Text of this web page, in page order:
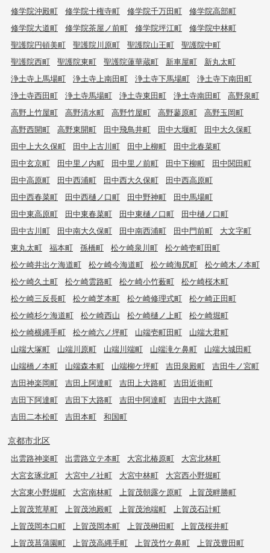
修学院沖殿町
修学院十権寺町 修学院千万田町
修学院高部町
修学院大道町
修学院茶屋ノ前町 修学院坪江町
修学院中林町
聖護院円頓美町
聖護院川原町 聖護院山王町
聖護院中町
聖護院西町
聖護院東町 聖護院蓮華蔵町 新車屋町
新丸太町
浄土寺上馬場町
浄土寺上南田町 浄土寺下馬場町
浄土寺下南田町
浄土寺西田町
浄土寺馬場町 浄土寺東田町 浄土寺南田町
高野泉町
高野上竹屋町
高野清水町 高野竹屋町 高野蓼原町
高野玉岡町
高野西開町
高野東開町 田中飛鳥井町 田中大堰町
田中大久保町
田中上大久保町
田中上古川町 田中上柳町
田中北春菜町
田中玄京町
田中里ノ内町 田中里ノ前町 田中下柳町
田中関田町
田中高原町
田中西浦町 田中西大久保町
田中西高原町
田中西春菜町
田中西樋ノ口町 田中野神町
田中馬場町
田中東高原町
田中東春菜町 田中東樋ノ口町
田中樋ノ口町
田中古川町
田中南大久保町 田中南西浦町 田中門前町
大文字町
東丸太町
福本町 孫橋町 松ケ崎泉川町
松ケ崎壱町田町
松ケ崎井出ケ海道町
松ケ崎今海道町 松ケ崎海尻町
松ケ崎木ノ本町
松ケ崎久土町
松ケ崎雲路町 松ケ崎小竹薮町
松ケ崎桜木町
松ケ崎三反長町
松ケ崎芝本町 松ケ崎修理式町
松ケ崎正田町
松ケ崎杉ケ海道町
松ケ崎西山 松ケ崎樋ノ上町
松ケ崎堀町
松ケ崎横縄手町
松ケ崎六ノ坪町 山端壱町田町
山端大君町
山端大塚町
山端川原町 山端川端町 山端滝ケ鼻町
山端大城田町
山端橋ノ本町
山端森本町 山端柳ケ坪町 吉田泉殿町
吉田牛ノ宮町
吉田神楽岡町
吉田上阿達町 吉田上大路町
吉田近衛町
吉田下阿達町
吉田下大路町 吉田中阿達町
吉田中大路町
吉田二本松町
吉田本町 和国町
京都市北区
出雲路神楽町 出雲路立テ本町 大宮北椿原町
大宮北林町
大宮玄琢北町
大宮中ノ社町 大宮中林町
大宮西小野堀町
大宮東小野堀町
大宮南林町 上賀茂朝露ケ原町
上賀茂畔勝町
上賀茂荒草町
上賀茂池殿町 上賀茂池端町
上賀茂石計町
上賀茂岡本口町
上賀茂岡本町 上賀茂榊田町
上賀茂桜井町
上賀茂菖蒲園町
上賀茂高縄手町 上賀茂竹ケ鼻町
上賀茂豊田町